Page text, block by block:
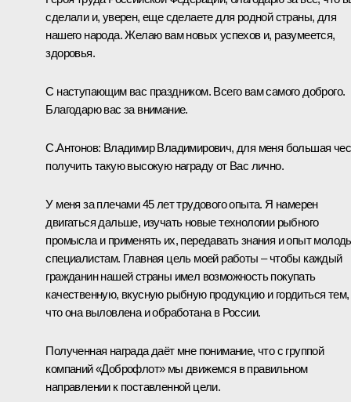
сделали и, уверен, еще сделаете для родной страны, для
нашего народа. Желаю вам новых успехов и, разумеется,
здоровья.
С наступающим вас праздником. Всего вам самого доброго.
Благодарю вас за внимание.
С.Антонов: Владимир Владимирович, для меня большая
получить такую высокую награду от Вас лично.
У меня за плечами 45 лет трудового опыта. Я намерен
двигаться дальше, изучать новые технологии рыбного
промысла и применять их, передавать знания и опыт
специалистам. Главная цель моей работы – чтобы каждый
гражданин нашей страны имел возможность покупать
качественную, вкусную рыбную продукцию и гордиться тем,
что она выловлена и обработана в России.
Полученная награда даёт мне понимание, что с группой
компаний «Доброфлот» мы движемся в правильном
направлении к поставленной цели.